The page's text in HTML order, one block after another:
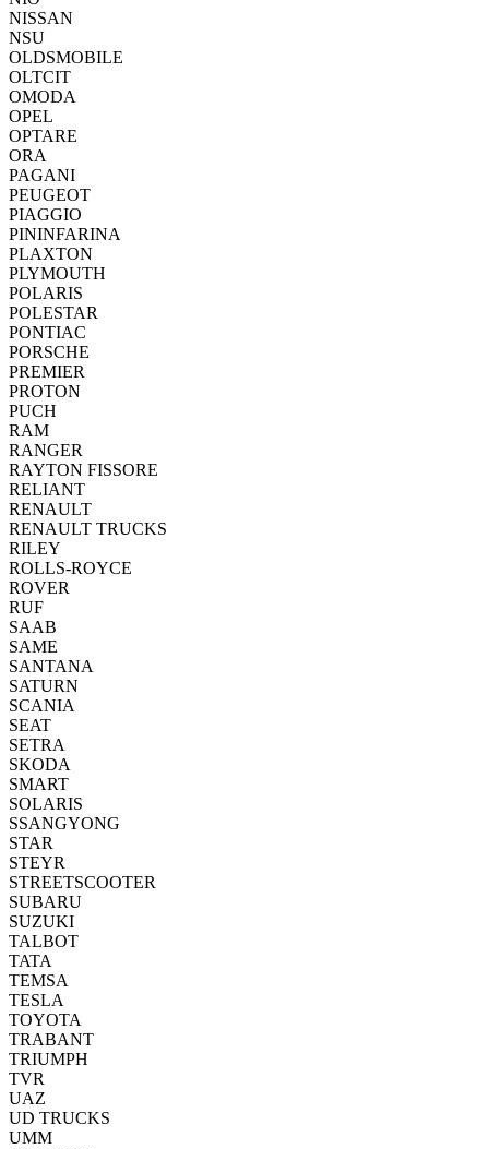
NISSAN
NSU
OLDSMOBILE
OLTCIT
OMODA
OPEL
OPTARE
ORA
PAGANI
PEUGEOT
PIAGGIO
PININFARINA
PLAXTON
PLYMOUTH
POLARIS
POLESTAR
PONTIAC
PORSCHE
PREMIER
PROTON
PUCH
RAM
RANGER
RAYTON FISSORE
RELIANT
RENAULT
RENAULT TRUCKS
RILEY
ROLLS-ROYCE
ROVER
RUF
SAAB
SAME
SANTANA
SATURN
SCANIA
SEAT
SETRA
SKODA
SMART
SOLARIS
SSANGYONG
STAR
STEYR
STREETSCOOTER
SUBARU
SUZUKI
TALBOT
TATA
TEMSA
TESLA
TOYOTA
TRABANT
TRIUMPH
TVR
UAZ
UD TRUCKS
UMM